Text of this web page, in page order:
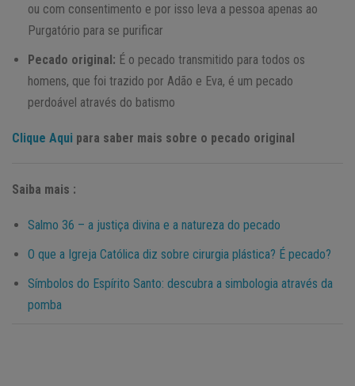
ou com consentimento e por isso leva a pessoa apenas ao
Purgatório para se purificar
Pecado original: É o pecado transmitido para todos os
homens, que foi trazido por Adão e Eva, é um pecado
perdoável através do batismo
Clique Aqui para saber mais sobre o pecado original
Saiba mais :
Salmo 36 – a justiça divina e a natureza do pecado
O que a Igreja Católica diz sobre cirurgia plástica? É pecado?
Símbolos do Espírito Santo: descubra a simbologia através da
pomba